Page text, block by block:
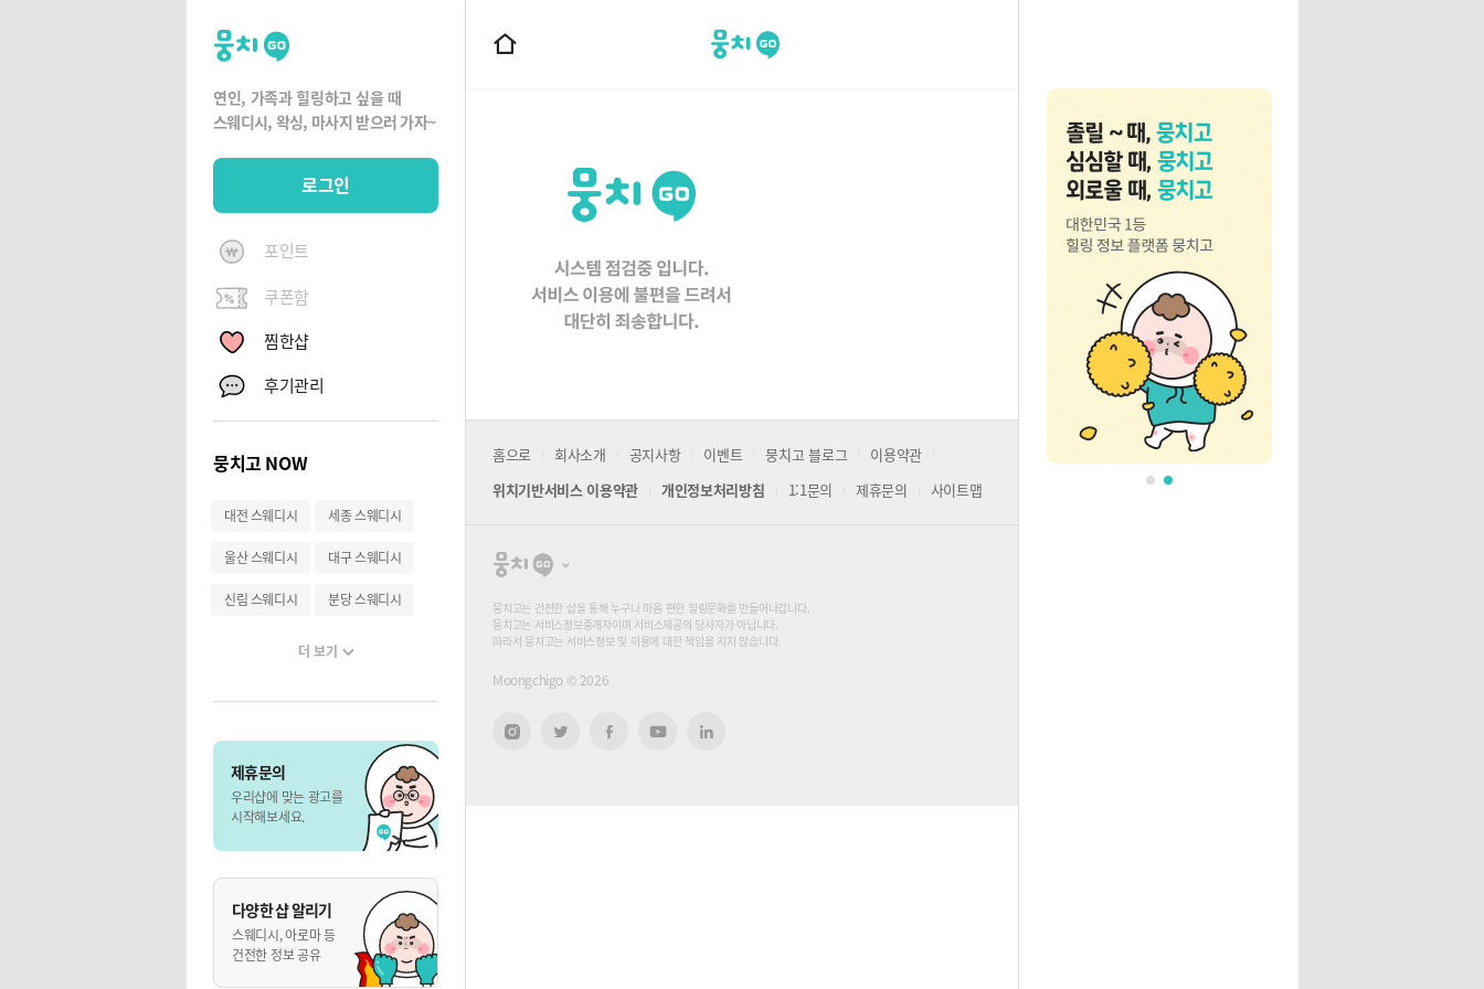
뭉
치
고
연인, 가족과 힐링하고 싶을 때
스웨디시, 왁싱, 마사지 받으러 가자~
로그인
포인트
쿠폰함
찜한샵
후기관리
뭉치고 NOW
대전 스웨디시 세종 스웨디시
울산 스웨디시 대구 스웨디시
신림 스웨디시 분당 스웨디시
더 보기
제휴문의
우리샵에 맞는 광고를
시작해보세요.
다양한 샵 알리기
스웨디시, 아로마 등
건전한 정보 공유
뭉치고
홈
홈으로 회사소개 공지사항 이벤트 뭉치고 블로그
이용약관
위치기반서비스 이용약관
개인정보처리방침 1:1문의 제휴문의 사이트맵
뭉
고
뭉치고는 건전한 샵을 통해 누구나 마음 편한 힐링문화를 만들어나갑니다.
뭉치고는 서비스정보중개자이며 서비스제공의 당사자가 아닙니다.
따라서 뭉치고는 서비스정보 및 이용에 대한 책임을 지지 않습니다.
Moongchigo © 2026